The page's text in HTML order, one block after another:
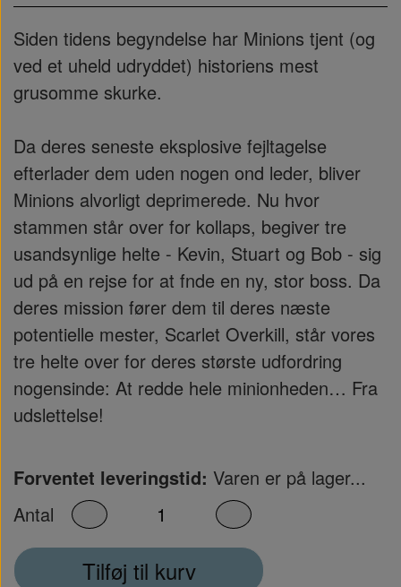
Siden tidens begyndelse har Minions tjent (og
ved et uheld udryddet) historiens mest
grusomme skurke.
Da deres seneste eksplosive fejltagelse
efterlader dem uden nogen ond leder, bliver
Minions alvorligt deprimerede. Nu hvor
stammen står over for kollaps, begiver tre
usandsynlige helte - Kevin, Stuart og Bob - sig
ud på en rejse for at fnde en ny, stor boss. Da
deres mission fører dem til deres næste
potentielle mester, Scarlet Overkill, står vores
tre helte over for deres største udfordring
nogensinde: At redde hele minionheden… Fra
udslettelse!
Forventet leveringstid: Varen er på lager...
Antal
Tilføj til kurv